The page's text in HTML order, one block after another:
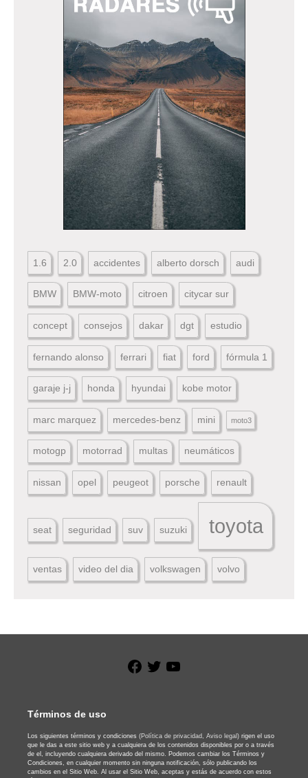
1.6 2.0 accidentes alberto dorsch audi
BMW BMW-moto citroen citycar sur
concept consejos dakar dgt estudio
fernando alonso ferrari fiat ford fórmula 1
garaje j-j honda hyundai kobe motor
marc marquez mercedes-benz mini moto3
motogp motorrad multas neumáticos
nissan opel peugeot porsche renault
seat seguridad suv suzuki toyota
ventas video del dia volkswagen volvo
Facebook
Twitter
Términos de uso
Los siguientes términos y condiciones (Política de privacidad, Aviso legal) rigen el uso
que le das a este sitio web y a cualquiera de los contenidos disponibles por o a través
de el, incluyendo cualquiera derivado del mismo. Podemos cambiar los Términos y
Condiciones, en cualquier momento sin ninguna notificación, sólo publicando los
cambios en el Sitio Web. Al usar el Sitio Web, aceptas y estás de acuerdo con estos